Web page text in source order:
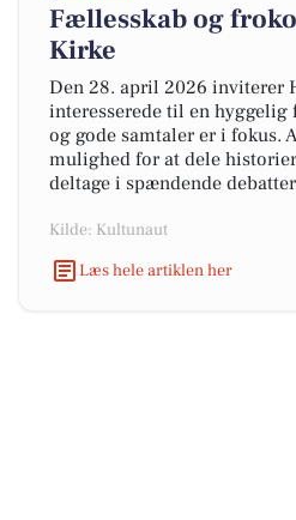
Fællesskab og
Kirke
Den 28. april 2026 inviterer
interesserede til en
og gode samtaler er i fokus.
mulighed for at dele
deltage i spændende
Kilde: Kultunaut
Læs hele artiklen her